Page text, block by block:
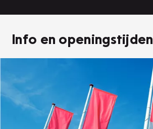
Info en openingstijden